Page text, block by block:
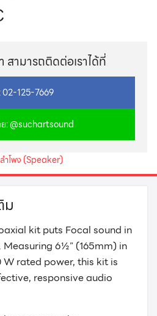
สามารถติดต่อเราได้ที่
02-125-7669
ย: @suchartsound
ลำโพง (Speaker)
ม
kit puts Focal sound in
6½” (165mm) in
rated power, this kit is
responsive audio